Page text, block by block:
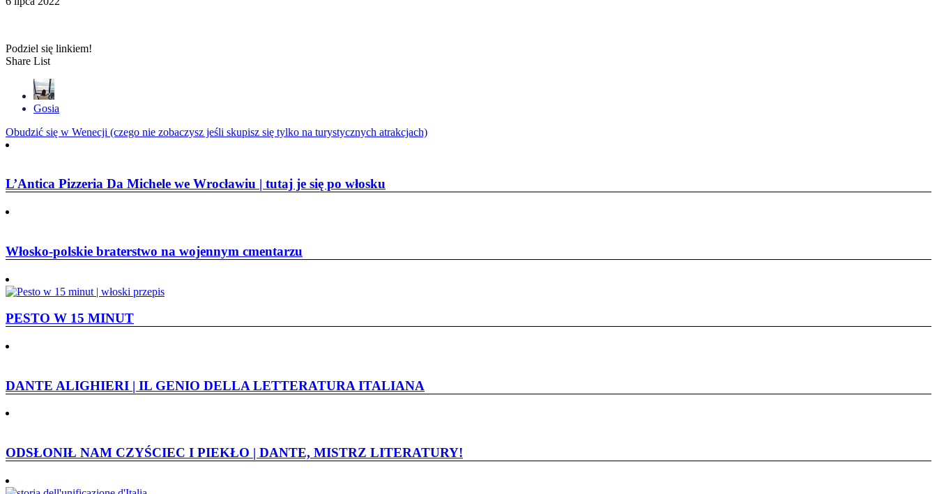
Podziel się linkiem!
Share List
Gosia
Nawigacja
wpisu
Obudzić się w Wenecji (czego nie zobaczysz jeśli skupisz się tylko na turystycznych atrakcjach)
L’Antica Pizzeria Da Michele we Wrocławiu | tutaj je się po włosku
Włosko-polskie braterstwo na wojennym cmentarzu
PESTO W 15 MINUT
DANTE ALIGHIERI | IL GENIO DELLA LETTERATURA ITALIANA
ODSŁONIŁ NAM CZYŚCIEC I PIEKŁO | DANTE, MISTRZ LITERATURY!